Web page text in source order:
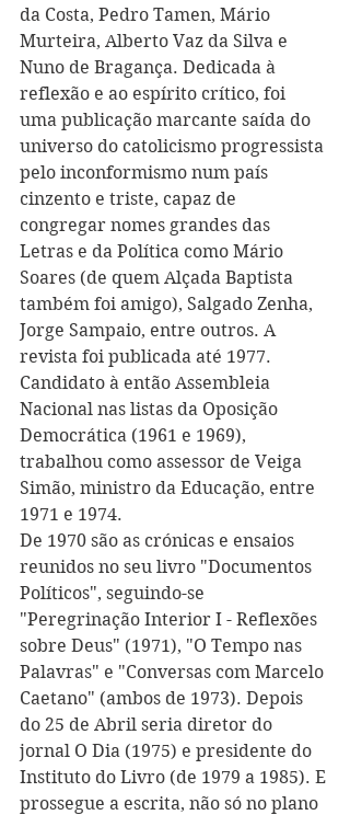
da Costa, Pedro Tamen, Mário
Murteira, Alberto Vaz da Silva e
Nuno de Bragança. Dedicada à
reflexão e ao espírito crítico, foi
uma publicação marcante saída do
universo do catolicismo progressista
pelo inconformismo num país
cinzento e triste, capaz de
congregar nomes grandes das
Letras e da Política como Mário
Soares (de quem Alçada Baptista
também foi amigo), Salgado Zenha,
Jorge Sampaio, entre outros. A
revista foi publicada até 1977.
Candidato à então Assembleia
Nacional nas listas da Oposição
Democrática (1961 e 1969),
trabalhou como assessor de Veiga
Simão, ministro da Educação, entre
1971 e 1974.
De 1970 são as crónicas e ensaios
reunidos no seu livro "Documentos
Políticos", seguindo-se
"Peregrinação Interior I - Reflexões
sobre Deus" (1971), "O Tempo nas
Palavras" e "Conversas com Marcelo
Caetano" (ambos de 1973). Depois
do 25 de Abril seria diretor do
jornal O Dia (1975) e presidente do
Instituto do Livro (de 1979 a 1985). E
prossegue a escrita, não só no plano